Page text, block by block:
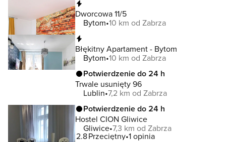
Dworcowa 11/5
Bytom 10 km od Zabrza
Błękitny Apartament - Bytom
Bytom 10 km od Zabrza
Potwierdzenie do 24 h
Trwale usunięty 96
Lublin 7,2 km od Zabrza
Potwierdzenie do 24 h
Hostel CION Gliwice
Gliwice 7,3 km od Zabrza
2.8Przeciętny 1 opinia